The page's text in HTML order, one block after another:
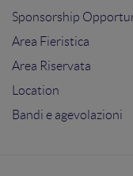
Sponsorship
Area Fieristica
Area Riservata
Location
Bandi e agevolazioni